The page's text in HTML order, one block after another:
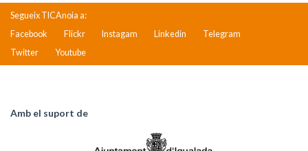
Segueix TICAnoia a:
Facebook
Flickr Instagam Linkedin
Telegram
Twitter
Youtube
Amb el suport de